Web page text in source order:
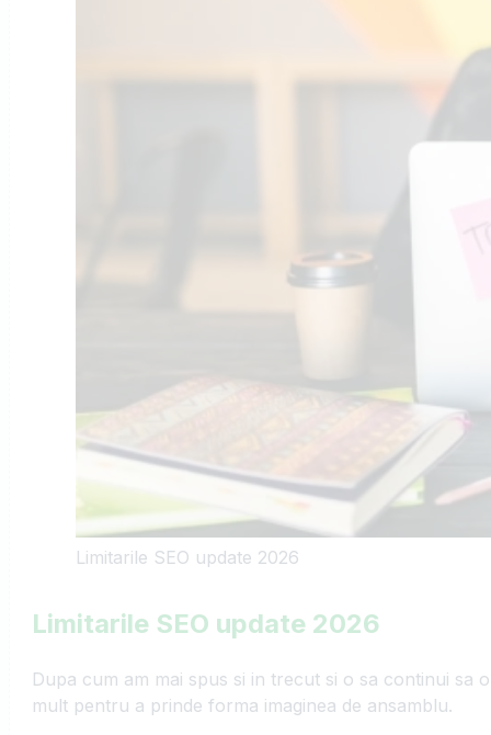
Limitarile SEO update 2026
Limitarile SEO update 2026
Dupa cum am mai spus si in trecut si o sa continui sa
mult pentru a prinde forma imaginea de ansamblu.